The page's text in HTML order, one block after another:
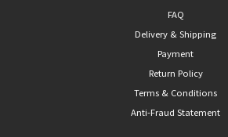
FAQ
Delivery & Shipping
Payment
Return Policy
Terms & Conditions
Anti-Fraud Statement